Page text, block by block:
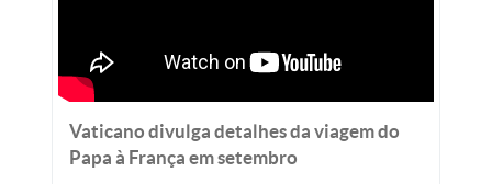
Vaticano divulga detalhes da viagem do
Papa à França em setembro